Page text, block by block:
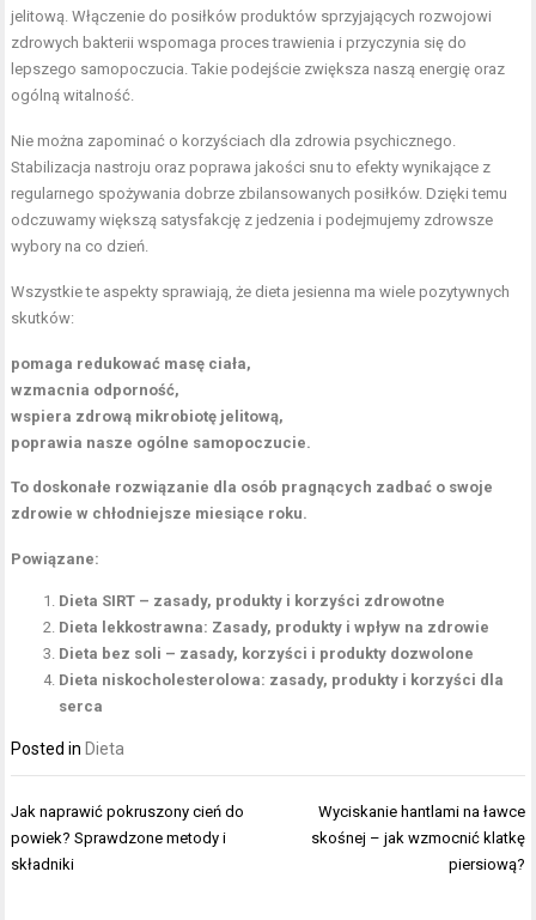
jelitową. Włączenie do posiłków produktów sprzyjających rozwojowi
zdrowych bakterii wspomaga proces trawienia i przyczynia się do
lepszego samopoczucia. Takie podejście zwiększa naszą energię oraz
ogólną witalność.
Nie można zapominać o korzyściach dla zdrowia psychicznego.
Stabilizacja nastroju oraz poprawa jakości snu to efekty wynikające z
regularnego spożywania dobrze zbilansowanych posiłków. Dzięki temu
odczuwamy większą satysfakcję z jedzenia i podejmujemy zdrowsze
wybory na co dzień.
Wszystkie te aspekty sprawiają, że dieta jesienna ma wiele pozytywnych
skutków:
pomaga redukować masę ciała,
wzmacnia odporność,
wspiera zdrową mikrobiotę jelitową,
poprawia nasze ogólne samopoczucie.
To doskonałe rozwiązanie dla osób pragnących zadbać o swoje
zdrowie w chłodniejsze miesiące roku.
Powiązane:
Dieta SIRT – zasady, produkty i korzyści zdrowotne
Dieta lekkostrawna: Zasady, produkty i wpływ na zdrowie
Dieta bez soli – zasady, korzyści i produkty dozwolone
Dieta niskocholesterolowa: zasady, produkty i korzyści dla
serca
Posted in Dieta
Nawigacja
wpisu
Jak naprawić pokruszony cień do
powiek? Sprawdzone metody i
składniki
Wyciskanie hantlami na ławce
skośnej – jak wzmocnić klatkę
piersiową?